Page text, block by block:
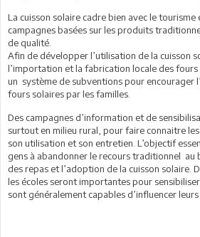
La cuisson solaire cadre bien avec le
campagnes basées sur les produits
de qualité.
Afin de développer l’utilisation de la cuisson
l’importation et la fabrication locale des
un système de subventions pour encourager
fours solaires par les familles.
Des campagnes d’information et de
surtout en milieu rural, pour faire connaitre
son utilisation et son entretien. L’objectif
gens à abandonner le recours traditionnel au
des repas et l’adoption de la cuisson solaire.
les écoles seront importantes pour
sont généralement capables d’influencer leurs